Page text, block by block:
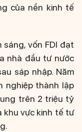
của nền kinh tế
vốn FDI đạt
nhà đầu tư nước
sáp nhập. Năm
nghiệp thành lập
trên 2 triệu tỷ
khu vực kinh tế tư